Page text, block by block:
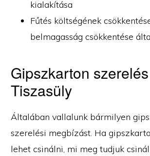
kialakítása
Fűtés költségének
belmagasság csökkentése
Gipszkarton szerelés
Tiszasüly
Általában vallalunk bármilyen
szerelési megbízást. Ha
lehet csinálni, mi meg tudjuk